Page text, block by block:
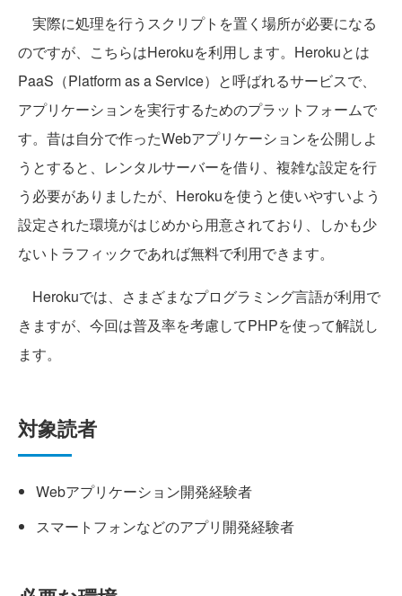
実際に処理を行うスクリプトを置く場所が必要になる
のですが、こちらはHerokuを利用します。Herokuとは
PaaS（Platform as a Service）と呼ばれるサービスで、
アプリケーションを実行するためのプラットフォームで
す。昔は自分で作ったWebアプリケーションを公開しよ
うとすると、レンタルサーバーを借り、複雑な設定を行
う必要がありましたが、Herokuを使うと使いやすいよう
設定された環境がはじめから用意されており、しかも少
ないトラフィックであれば無料で利用できます。
Herokuでは、さまざまなプログラミング言語が利用で
きますが、今回は普及率を考慮してPHPを使って解説し
ます。
対象読者
Webアプリケーション開発経験者
スマートフォンなどのアプリ開発経験者